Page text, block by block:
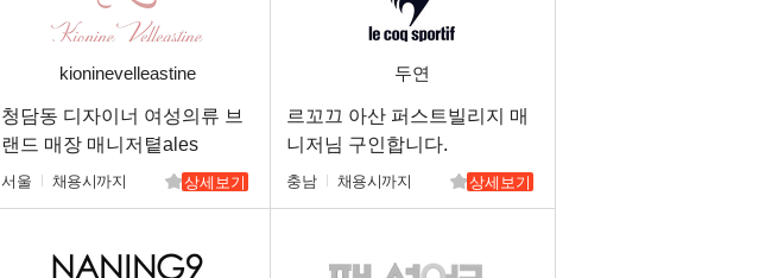
kioninevelleastine
청담동 디자이너 여성의류 브
랜드 매장 매니저톁ales
Advisor 채용
서울 채용시까지 상세보기
두연
르꼬끄 아산 퍼스트빌리지 매
니저님 구인합니다.
충남 채용시까지 상세보기